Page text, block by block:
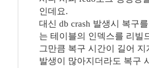
인데요.
대신 db crash 발생시 복구
는 테이블의 인덱스를 리빌
그만큼 복구 시간이 길어 지
발생이 많아지더라도 복구